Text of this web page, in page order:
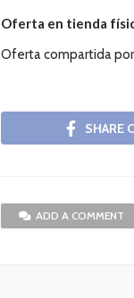
Oferta en tienda
Oferta compartida por
SHARE
ADD A COMMENT